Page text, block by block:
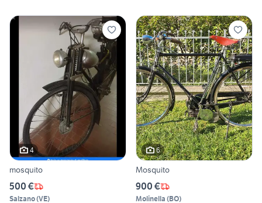
4
mosquito
500 €
Salzano(VE)
6
Mosquito
900 €
Molinella (BO)